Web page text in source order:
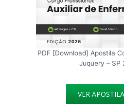
PDF [Download] Apostila
Juquery – SP
VER